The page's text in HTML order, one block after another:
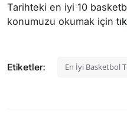
Tarihteki en iyi 10
konumuzu okumak için
Etiketler: En İyi Basketbol